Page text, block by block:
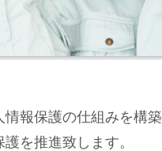
報保護の仕組みを構築
を推進致します。